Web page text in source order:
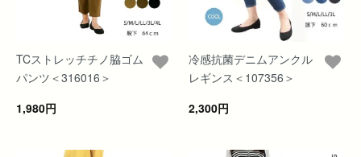
TCストレッチチノ脇ゴム
パンツ＜316016＞
1,980円
冷感抗菌デニムアンクル
レギンス＜107356＞
2,300円